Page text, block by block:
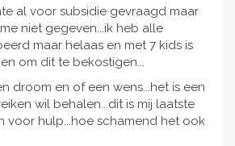
al voor subsidie gevraagd maar
niet gegeven...ik heb alle
maar helaas en met 7 kids is
om dit te bekostigen...
droom en of een wens...het is een
wil behalen...dit is mij laatste
voor hulp...hoe schamend het ook